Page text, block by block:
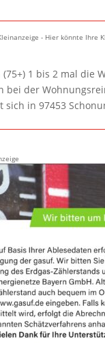
- Hier könnte Ihre
1 bis 2 mal die
bei der
in 97453